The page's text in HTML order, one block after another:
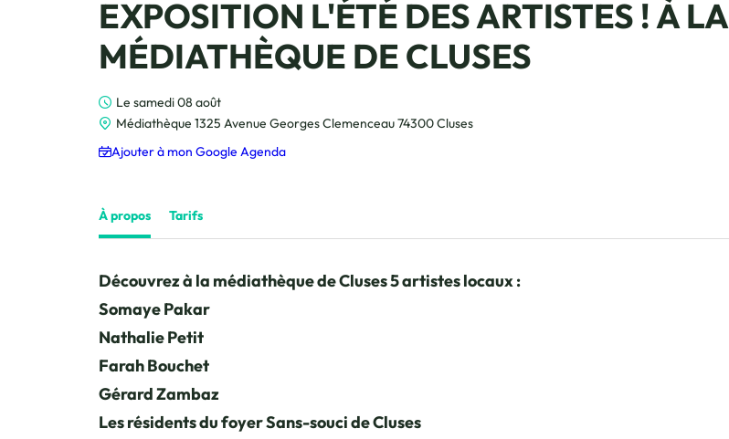
EXPOSITION L'ÉTÉ DES ARTISTES ! À LA
MÉDIATHÈQUE DE CLUSES
Le samedi 08 août
Médiathèque 1325 Avenue Georges Clemenceau 74300 Cluses
Ajouter à mon Google Agenda
À propos Tarifs
Découvrez à la médiathèque de Cluses 5 artistes locaux :
Somaye Pakar
Nathalie Petit
Farah Bouchet
Gérard Zambaz
Les résidents du foyer Sans-souci de Cluses